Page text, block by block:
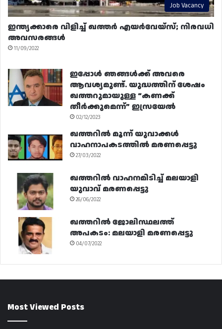
Job Vacancy
ഇന്ത്യക്കാരെ വിളിച്ച് ഖത്തർ എയർവേയ്‌സ്; നിരവധി
അവസരങ്ങൾ
11/09/2022
ഇപ്പോൾ ഞങ്ങൾക്ക് അവരെ
ആവശ്യമുണ്ട്. യുദ്ധത്തിന് ശേഷം
ഖത്തറുമായുള്ള “കണക്ക്
തീർക്കുമെന്ന്” ഇസ്രയേൽ
02/12/2023
ഖത്തറിൽ മൂന്ന് യുവാക്കൾ
വാഹനാപകടത്തിൽ മരണപ്പെട്ടു
27/03/2022
ഖത്തറിൽ വാഹനമിടിച്ച് മലയാളി
യുവാവ് മരണപ്പെട്ടു
26/06/2022
ഖത്തറിൽ ജോലിസ്ഥലത്ത്
അപകടം: മലയാളി മരണപ്പെട്ടു
04/07/2022
Most Viewed Posts